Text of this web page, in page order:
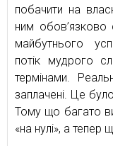
побачити на
ним обов’язково
майбутнього
потік мудрого
термінами.
заплачені. Це
Тому що багато
«на нулі», а тепер